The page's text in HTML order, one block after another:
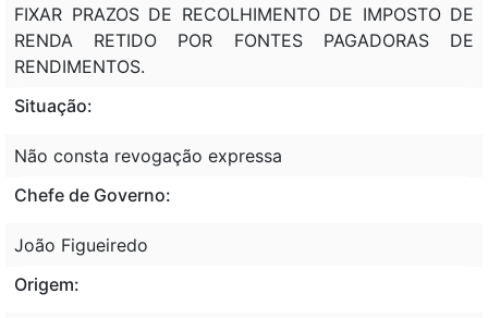
FIXAR PRAZOS DE RECOLHIMENTO DE IMPOSTO DE
RENDA RETIDO POR FONTES PAGADORAS DE
RENDIMENTOS.
Situação:
Não consta revogação expressa
Chefe de Governo:
João Figueiredo
Origem: